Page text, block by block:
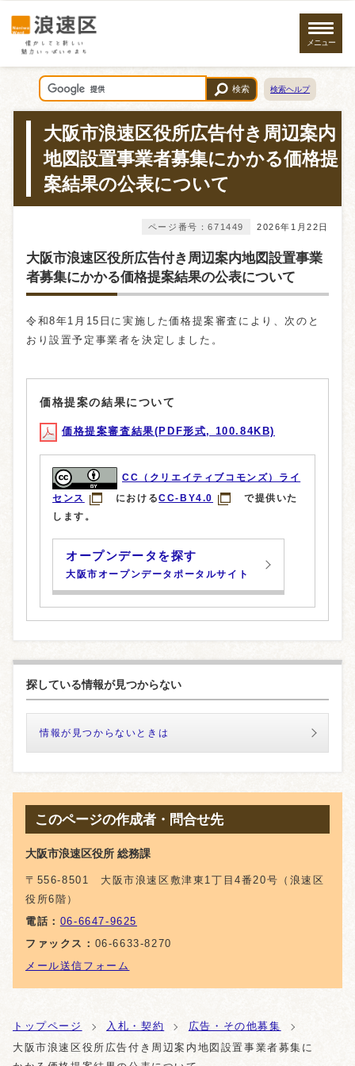
メニュー
検索 検索ヘルプ
大阪市浪速区役所広告付き周辺案内
地図設置事業者募集にかかる価格提
案結果の公表について
2026年1月22日
ページ番号：671449
大阪市浪速区役所広告付き周辺案内地図設置事業
者募集にかかる価格提案結果の公表について
令和8年1月15日に実施した価格提案審査により、次のと
おり設置予定事業者を決定しました。
価格提案の結果について
価格提案審査結果(PDF形式, 100.84KB)
CC（クリエイティブコモンズ）ライ
センス
におけるCC-BY4.0
で提供いた
します。
オープンデータを探す
大阪市オープンデータポータルサイト
探している情報が見つからない
情報が見つからないときは
このページの作成者・問合せ先
大阪市浪速区役所 総務課
〒556-8501 大阪市浪速区敷津東1丁目4番20号（浪速区
役所6階）
電話： 06-6647-9625
ファックス： 06-6633-8270
メール送信フォーム
トップページ 入札・契約
広告・その他募集
大阪市浪速区役所広告付き周辺案内地図設置事業者募集に